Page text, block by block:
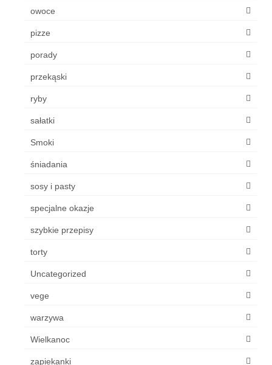
owoce
pizze
porady
przekąski
ryby
sałatki
Smoki
śniadania
sosy i pasty
specjalne okazje
szybkie przepisy
torty
Uncategorized
vege
warzywa
Wielkanoc
zapiekanki